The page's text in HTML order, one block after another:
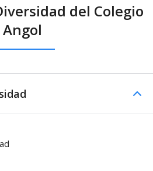
del Colegio
Angol